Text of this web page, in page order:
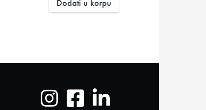
Dodati u korpu